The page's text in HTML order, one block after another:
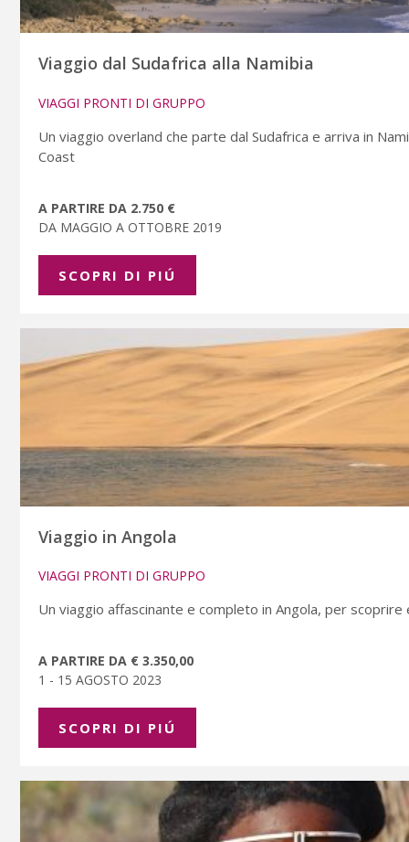
Viaggio dal Sudafrica alla Namibia
VIAGGI PRONTI DI GRUPPO
Un viaggio overland che parte dal Sudafrica e arriva in
Coast
A PARTIRE DA 2.750 €
DA MAGGIO A OTTOBRE 2019
SCOPRI DI PIÚ
Viaggio in Angola
VIAGGI PRONTI DI GRUPPO
Un viaggio affascinante e completo in Angola, per
A PARTIRE DA € 3.350,00
1 - 15 AGOSTO 2023
SCOPRI DI PIÚ